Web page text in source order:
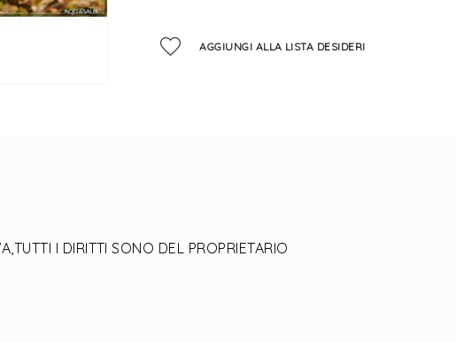
AGGIUNGI ALLA LISTA DESIDERI
I DIRITTI SONO DEL PROPRIETARIO